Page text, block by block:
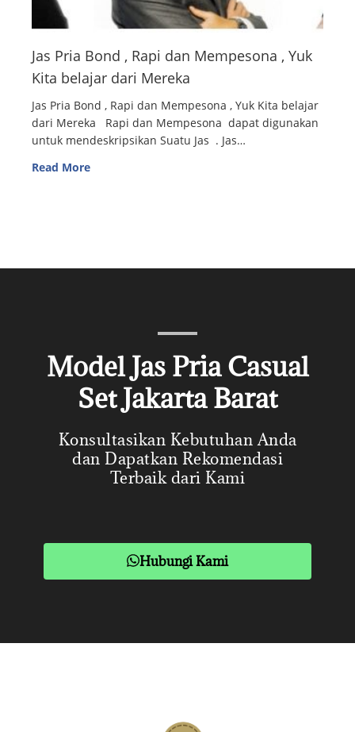
Jas Pria Bond , Rapi dan Mempesona , Yuk
Kita belajar dari Mereka
Jas Pria Bond , Rapi dan Mempesona , Yuk Kita belajar
dari Mereka Rapi dan Mempesona dapat digunakan
untuk mendeskripsikan Suatu Jas . Jas…
Read More
Model Jas Pria Casual
Set Jakarta Barat
Konsultasikan Kebutuhan Anda
dan Dapatkan Rekomendasi
Terbaik dari Kami
Hubungi Kami